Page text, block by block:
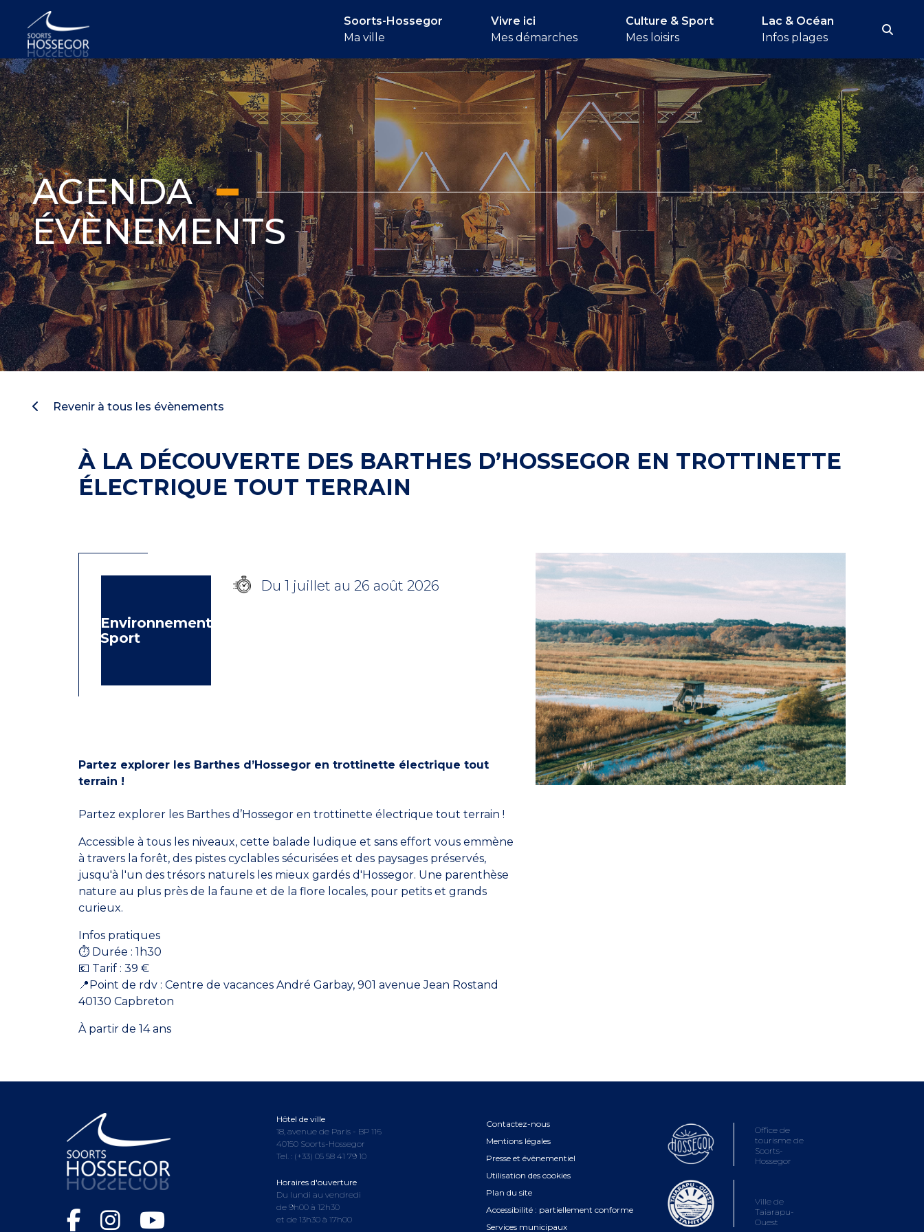
Soorts-Hossegor
Ma ville
Vivre ici
Mes démarches
Culture & Sport
Mes loisirs
Lac & Océan
Infos plages
AGENDA
ÉVÈNEMENTS
Revenir à tous les évènements
À LA DÉCOUVERTE DES BARTHES D’HOSSEGOR EN TROTTINETTE
ÉLECTRIQUE TOUT TERRAIN
Environnement
Sport
Du 1 juillet au 26 août 2026
Partez explorer les Barthes d’Hossegor en trottinette électrique tout
terrain !
Partez explorer les Barthes d’Hossegor en trottinette électrique tout terrain !
Accessible à tous les niveaux, cette balade ludique et sans effort vous emmène
à travers la forêt, des pistes cyclables sécurisées et des paysages préservés,
jusqu'à l'un des trésors naturels les mieux gardés d'Hossegor. Une parenthèse
nature au plus près de la faune et de la flore locales, pour petits et grands
curieux.
Infos pratiques
⏱️ Durée : 1h30
💶 Tarif : 39 €
📍Point de rdv : Centre de vacances André Garbay, 901 avenue Jean Rostand
40130 Capbreton
À partir de 14 ans
Hôtel de ville
18, avenue de Paris - BP 116
40150 Soorts-Hossegor
Tel. : (+33) 05 58 41 79 10
Horaires d'ouverture
Du lundi au vendredi
de 9h00 à 12h30
et de 13h30 à 17h00
Contactez-nous
Mentions légales
Presse et évènementiel
Utilisation des cookies
Plan du site
Accessibilité : partiellement conforme
Services municipaux
Office de
tourisme de
Soorts-
Hossegor
Ville de
Taiarapu-
Ouest